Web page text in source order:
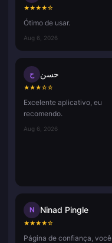
★★★★☆
Ótimo de usar.
Aug 6, 2026
ح حسن
★★★☆☆
Excelente aplicativo, eu
recomendo.
Aug 6, 2026
N Ninad Pingle
★★★★☆
Página de confiança, você